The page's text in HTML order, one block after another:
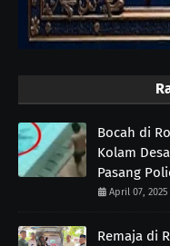
Bocah di
Kolam
Pasang
April 07, 2025
Remaja di